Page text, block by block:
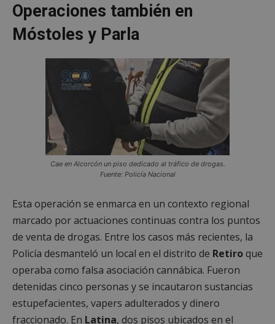
Operaciones también en
Móstoles y Parla
Cae en Alcorcón un piso dedicado al tráfico de drogas.
Fuente: Policía Nacional
Esta operación se enmarca en un contexto regional
marcado por actuaciones continuas contra los puntos
de venta de drogas. Entre los casos más recientes, la
Policía desmanteló un local en el distrito de Retiroque
operaba como falsa asociación cannábica. Fueron
detenidas cinco personas y se incautaron sustancias
estupefacientes, vapers adulterados y dinero
fraccionado. En Latina, dos pisos ubicados en el